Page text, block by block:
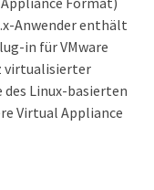
Anwender enthält
in für VMware
virtualisierter
Linux-basierten
Virtual Appliance